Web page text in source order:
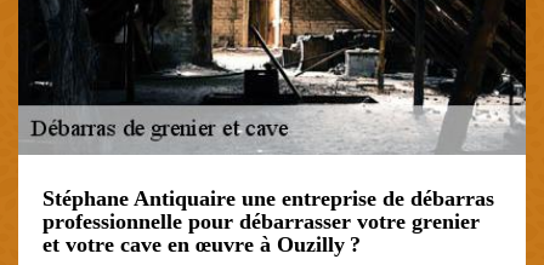
Stéphane Antiquaire une entreprise de débarras
professionnelle pour débarrasser votre grenier
et votre cave en œuvre à Ouzilly ?